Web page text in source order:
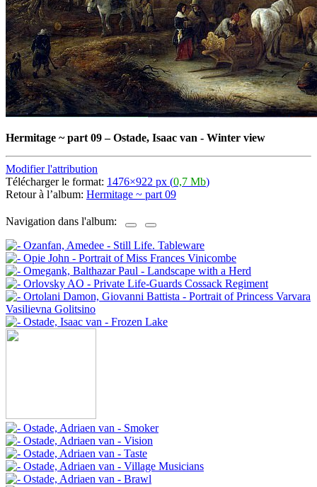
Hermitage ~ part 09–Ostade, Isaac van - Winter view
Modifier l'attribution
Télécharger le format: 1476×922 px (0,7 Mb)
Retour à l’album: Hermitage ~ part 09
Navigation dans l'album: